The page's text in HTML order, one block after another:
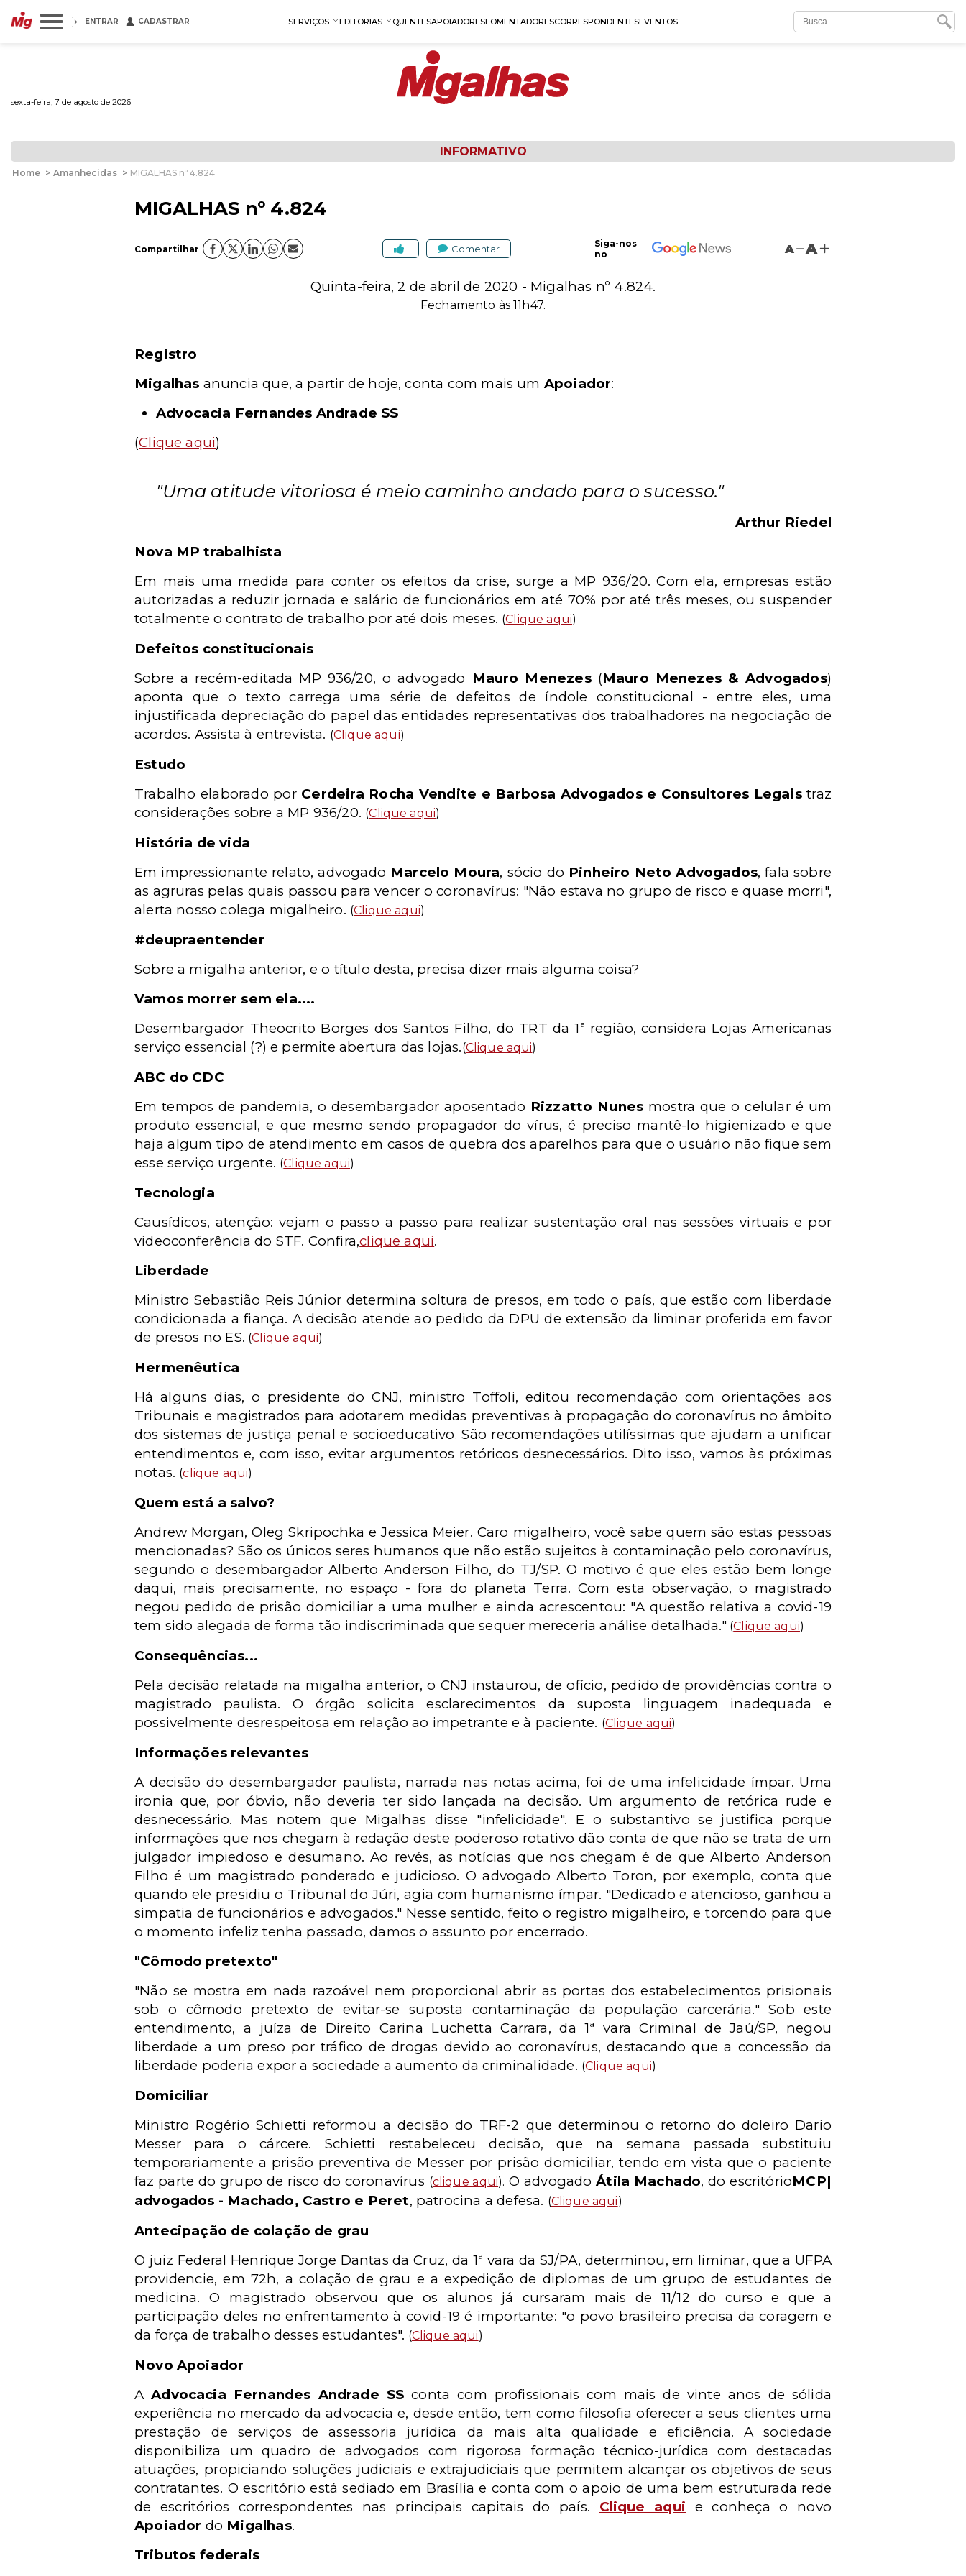
ENTRAR CADASTRAR SERVIÇOS EDITORIAS QUENTESAPOIADORESFOMENTADORESCORRESPONDENTESEVENTOS
sexta-feira, 7 de agosto de 2026
INFORMATIVO
Home > Amanhecidas > MIGALHAS nº 4.824
MIGALHAS nº 4.824
Compartilhar Comentar
Siga-nos
no
A A
Quinta-feira, 2 de abril de 2020 - Migalhas nº 4.824.
Fechamento às 11h47.
Registro
Migalhas anuncia que, a partir de hoje, conta com mais um Apoiador:
Advocacia Fernandes Andrade SS
(Clique aqui)
"Uma atitude vitoriosa é meio caminho andado para o sucesso."
Arthur Riedel
Nova MP trabalhista
Em mais uma medida para conter os efeitos da crise, surge a MP 936/20. Com ela, empresas estão
autorizadas a reduzir jornada e salário de funcionários em até 70% por até três meses, ou suspender
totalmente o contrato de trabalho por até dois meses. (Clique aqui)
Defeitos constitucionais
Sobre a recém-editada MP 936/20, o advogado Mauro Menezes (Mauro Menezes & Advogados)
aponta que o texto carrega uma série de defeitos de índole constitucional - entre eles, uma
injustificada depreciação do papel das entidades representativas dos trabalhadores na negociação de
acordos. Assista à entrevista. (Clique aqui)
Estudo
Trabalho elaborado por Cerdeira Rocha Vendite e Barbosa Advogados e Consultores Legaistraz
considerações sobre a MP 936/20. (Clique aqui)
História de vida
Em impressionante relato, advogado Marcelo Moura, sócio do Pinheiro Neto Advogados, fala sobre
as agruras pelas quais passou para vencer o coronavírus: "Não estava no grupo de risco e quase morri",
alerta nosso colega migalheiro. (Clique aqui)
#deupraentender
Sobre a migalha anterior, e o título desta, precisa dizer mais alguma coisa?
Vamos morrer sem ela....
Desembargador Theocrito Borges dos Santos Filho, do TRT da 1ª região, considera Lojas Americanas
serviço essencial (?) e permite abertura das lojas.(Clique aqui)
ABC do CDC
Em tempos de pandemia, o desembargador aposentado Rizzatto Nunes mostra que o celular é um
produto essencial, e que mesmo sendo propagador do vírus, é preciso mantê-lo higienizado e que
haja algum tipo de atendimento em casos de quebra dos aparelhos para que o usuário não fique sem
esse serviço urgente. (Clique aqui)
Tecnologia
Causídicos, atenção: vejam o passo a passo para realizar sustentação oral nas sessões virtuais e por
videoconferência do STF. Confira,clique aqui.
Liberdade
Ministro Sebastião Reis Júnior determina soltura de presos, em todo o país, que estão com liberdade
condicionada a fiança. A decisão atende ao pedido da DPU de extensão da liminar proferida em favor
de presos no ES. (Clique aqui)
Hermenêutica
Há alguns dias, o presidente do CNJ, ministro Toffoli, editou recomendação com orientações aos
Tribunais e magistrados para adotarem medidas preventivas à propagação do coronavírus no âmbito
dos sistemas de justiça penal e socioeducativo. São recomendações utilíssimas que ajudam a unificar
entendimentos e, com isso, evitar argumentos retóricos desnecessários. Dito isso, vamos às próximas
notas. (clique aqui)
Quem está a salvo?
Andrew Morgan, Oleg Skripochka e Jessica Meier. Caro migalheiro, você sabe quem são estas pessoas
mencionadas? São os únicos seres humanos que não estão sujeitos à contaminação pelo coronavírus,
segundo o desembargador Alberto Anderson Filho, do TJ/SP. O motivo é que eles estão bem longe
daqui, mais precisamente, no espaço - fora do planeta Terra. Com esta observação, o magistrado
negou pedido de prisão domiciliar a uma mulher e ainda acrescentou: "A questão relativa a covid-19
tem sido alegada de forma tão indiscriminada que sequer mereceria análise detalhada." (Clique aqui)
Consequências...
Pela decisão relatada na migalha anterior, o CNJ instaurou, de ofício, pedido de providências contra o
magistrado paulista. O órgão solicita esclarecimentos da suposta linguagem inadequada e
possivelmente desrespeitosa em relação ao impetrante e à paciente. (Clique aqui)
Informações relevantes
A decisão do desembargador paulista, narrada nas notas acima, foi de uma infelicidade ímpar. Uma
ironia que, por óbvio, não deveria ter sido lançada na decisão. Um argumento de retórica rude e
desnecessário. Mas notem que Migalhas disse "infelicidade". E o substantivo se justifica porque
informações que nos chegam à redação deste poderoso rotativo dão conta de que não se trata de um
julgador impiedoso e desumano. Ao revés, as notícias que nos chegam é de que Alberto Anderson
Filho é um magistrado ponderado e judicioso. O advogado Alberto Toron, por exemplo, conta que
quando ele presidiu o Tribunal do Júri, agia com humanismo ímpar. "Dedicado e atencioso, ganhou a
simpatia de funcionários e advogados." Nesse sentido, feito o registro migalheiro, e torcendo para que
o momento infeliz tenha passado, damos o assunto por encerrado.
"Cômodo pretexto"
"Não se mostra em nada razoável nem proporcional abrir as portas dos estabelecimentos prisionais
sob o cômodo pretexto de evitar-se suposta contaminação da população carcerária." Sob este
entendimento, a juíza de Direito Carina Luchetta Carrara, da 1ª vara Criminal de Jaú/SP, negou
liberdade a um preso por tráfico de drogas devido ao coronavírus, destacando que a concessão da
liberdade poderia expor a sociedade a aumento da criminalidade. (Clique aqui)
Domiciliar
Ministro Rogério Schietti reformou a decisão do TRF-2 que determinou o retorno do doleiro Dario
Messer para o cárcere. Schietti restabeleceu decisão, que na semana passada substituiu
temporariamente a prisão preventiva de Messer por prisão domiciliar, tendo em vista que o paciente
faz parte do grupo de risco do coronavírus (clique aqui). O advogado Átila Machado, do escritórioMCP|
advogados - Machado, Castro e Peret, patrocina a defesa. (Clique aqui)
Antecipação de colação de grau
O juiz Federal Henrique Jorge Dantas da Cruz, da 1ª vara da SJ/PA, determinou, em liminar, que a UFPA
providencie, em 72h, a colação de grau e a expedição de diplomas de um grupo de estudantes de
medicina. O magistrado observou que os alunos já cursaram mais de 11/12 do curso e que a
participação deles no enfrentamento à covid-19 é importante: "o povo brasileiro precisa da coragem e
da força de trabalho desses estudantes". (Clique aqui)
Novo Apoiador
AAdvocacia Fernandes Andrade SS conta com profissionais com mais de vinte anos de sólida
experiência no mercado da advocacia e, desde então, tem como filosofia oferecer a seus clientes uma
prestação de serviços de assessoria jurídica da mais alta qualidade e eficiência. A sociedade
disponibiliza um quadro de advogados com rigorosa formação técnico-jurídica com destacadas
atuações, propiciando soluções judiciais e extrajudiciais que permitem alcançar os objetivos de seus
contratantes. O escritório está sediado em Brasília e conta com o apoio de uma bem estruturada rede
de escritórios correspondentes nas principais capitais do país. Clique aqui e conheça o novo
Apoiador do Migalhas.
Tributos federais